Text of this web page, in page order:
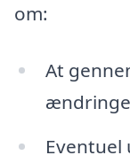
om:
At
Eventuel